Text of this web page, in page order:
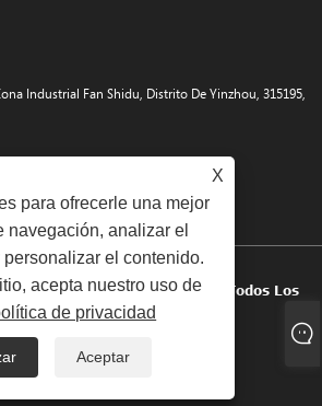
Industrial Fan Shidu, Distrito De Yinzhou, 315195,
Dyfab Industry Co., Ltd. Todos Los
Reservados.
XML Política De Privacidad
X
para ofrecerle una mejor
navegación, analizar el
el contenido.
acepta nuestro uso de
de privacidad
Aceptar